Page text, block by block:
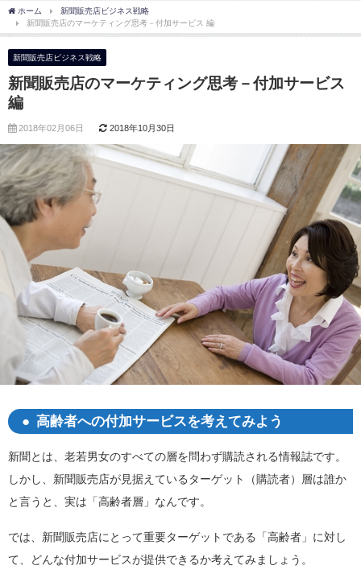
ホーム
新聞販売店ビジネス戦略
新聞販売店のマーケティング思考－付加サービス 編
新聞販売店ビジネス戦略
新聞販売店のマーケティング思考－付加サービス
編
2018年02月06日 2018年10月30日
高齢者への付加サービスを考えてみよう
新聞とは、老若男女のすべての層を問わず購読される情報誌です。
しかし、新聞販売店が見据えているターゲット（購読者）層は誰か
と言うと、実は「高齢者層」なんです。
では、新聞販売店にとって重要ターゲットである「高齢者」に対し
て、どんな付加サービスが提供できるか考えてみましょう。